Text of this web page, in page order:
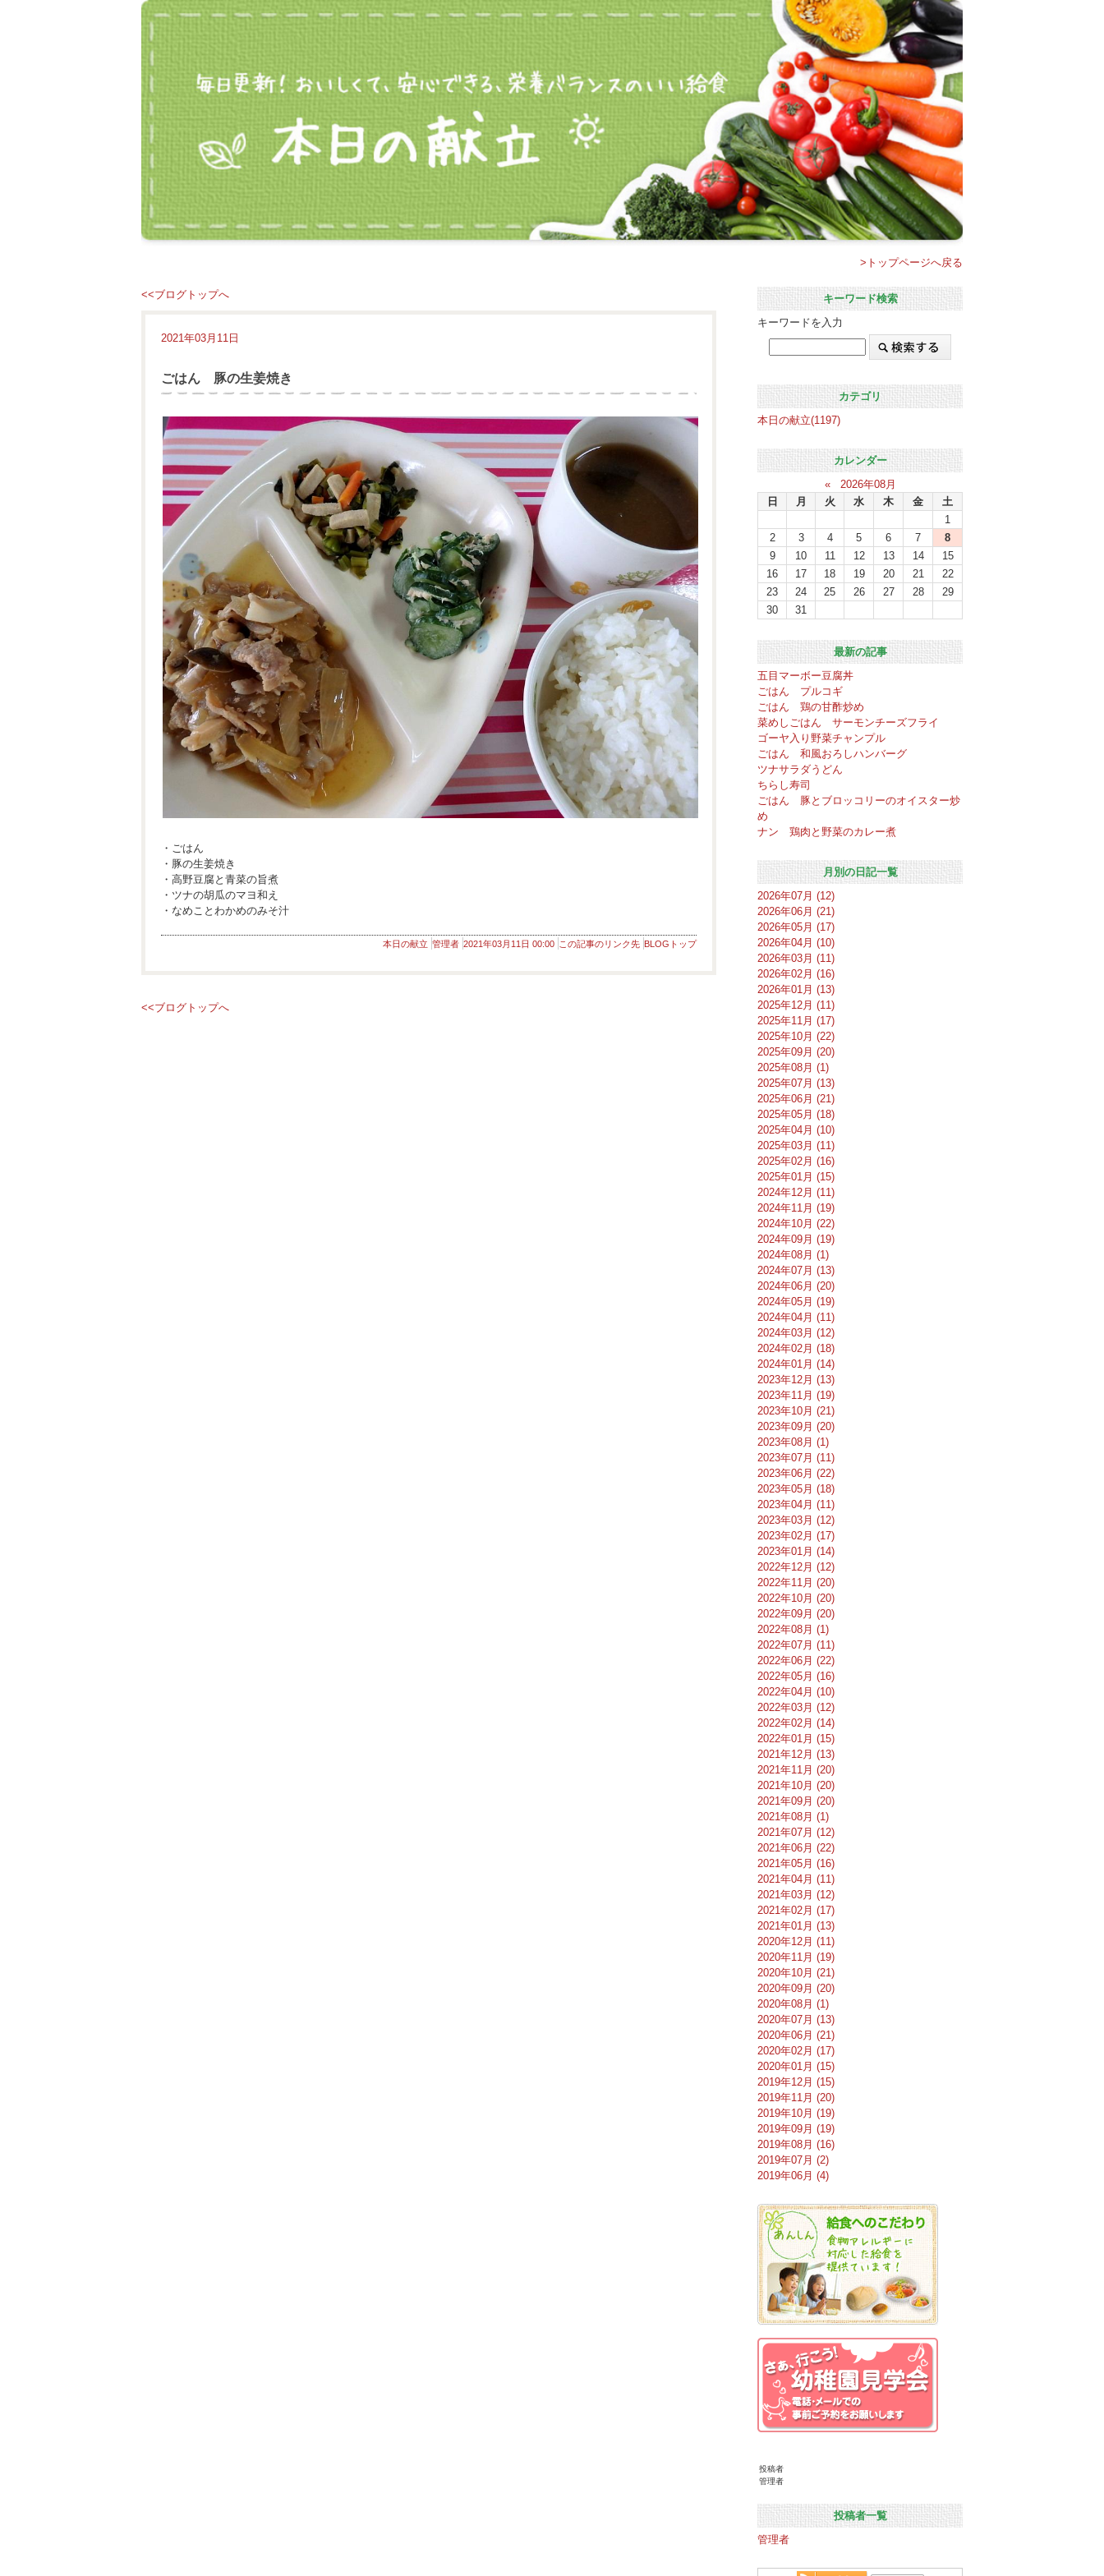
>トップページへ戻る
<<ブログトップへ
2021年03月11日
ごはん 豚の生姜焼き
・ごはん
・豚の生姜焼き
・高野豆腐と青菜の旨煮
・ツナの胡瓜のマヨ和え
・なめことわかめのみそ汁
本日の献立 管理者 2021年03月11日 00:00 この記事のリンク先 BLOGトップ
<<ブログトップへ
キーワード検索
キーワードを入力
カテゴリ
本日の献立(1197)
カレンダー
«
2026年08月
日
月 火 水 木 金
土
1
2
3 4 5 6 7
8
9
10 11 12 13 14
15
16
17 18 19 20 21
22
23
24 25 26 27 28
29
30
31
最新の記事
五目マーボー豆腐丼
ごはん プルコギ
ごはん 鶏の甘酢炒め
菜めしごはん サーモンチーズフライ
ゴーヤ入り野菜チャンプル
ごはん 和風おろしハンバーグ
ツナサラダうどん
ちらし寿司
ごはん 豚とブロッコリーのオイスター炒
め
ナン 鶏肉と野菜のカレー煮
月別の日記一覧
2026年07月 (12)
2026年06月 (21)
2026年05月 (17)
2026年04月 (10)
2026年03月 (11)
2026年02月 (16)
2026年01月 (13)
2025年12月 (11)
2025年11月 (17)
2025年10月 (22)
2025年09月 (20)
2025年08月 (1)
2025年07月 (13)
2025年06月 (21)
2025年05月 (18)
2025年04月 (10)
2025年03月 (11)
2025年02月 (16)
2025年01月 (15)
2024年12月 (11)
2024年11月 (19)
2024年10月 (22)
2024年09月 (19)
2024年08月 (1)
2024年07月 (13)
2024年06月 (20)
2024年05月 (19)
2024年04月 (11)
2024年03月 (12)
2024年02月 (18)
2024年01月 (14)
2023年12月 (13)
2023年11月 (19)
2023年10月 (21)
2023年09月 (20)
2023年08月 (1)
2023年07月 (11)
2023年06月 (22)
2023年05月 (18)
2023年04月 (11)
2023年03月 (12)
2023年02月 (17)
2023年01月 (14)
2022年12月 (12)
2022年11月 (20)
2022年10月 (20)
2022年09月 (20)
2022年08月 (1)
2022年07月 (11)
2022年06月 (22)
2022年05月 (16)
2022年04月 (10)
2022年03月 (12)
2022年02月 (14)
2022年01月 (15)
2021年12月 (13)
2021年11月 (20)
2021年10月 (20)
2021年09月 (20)
2021年08月 (1)
2021年07月 (12)
2021年06月 (22)
2021年05月 (16)
2021年04月 (11)
2021年03月 (12)
2021年02月 (17)
2021年01月 (13)
2020年12月 (11)
2020年11月 (19)
2020年10月 (21)
2020年09月 (20)
2020年08月 (1)
2020年07月 (13)
2020年06月 (21)
2020年02月 (17)
2020年01月 (15)
2019年12月 (15)
2019年11月 (20)
2019年10月 (19)
2019年09月 (19)
2019年08月 (16)
2019年07月 (2)
2019年06月 (4)
投稿者
管理者
投稿者一覧
管理者